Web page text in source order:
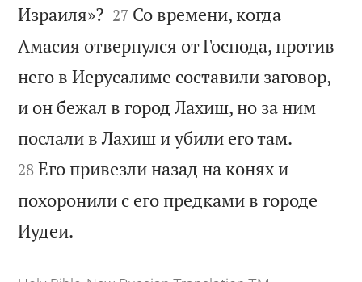
Израиля»?
27 Со времени, когда
Амасия отвернулся от Господа, против
него в Иерусалиме составили заговор,
и он бежал в город Лахиш, но за ним
послали в Лахиш и убили его там.
28 Его привезли назад на конях и
похоронили с его предками в городе
Иудеи.